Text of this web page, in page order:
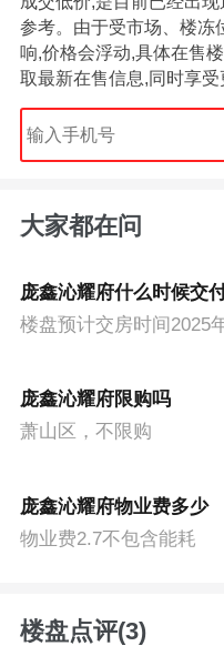
参考。由于受市场、楼冻
响,价格会浮动,具体在售
取最新在售信息,同时享受
大家都在问
庞鑫沁耀府什么时候交
楼盘预计交房时间2025
庞鑫沁耀府限购吗
萧山区，不限购
庞鑫沁耀府物业费多少
物业费2.7不包含能耗
楼盘点评(3)